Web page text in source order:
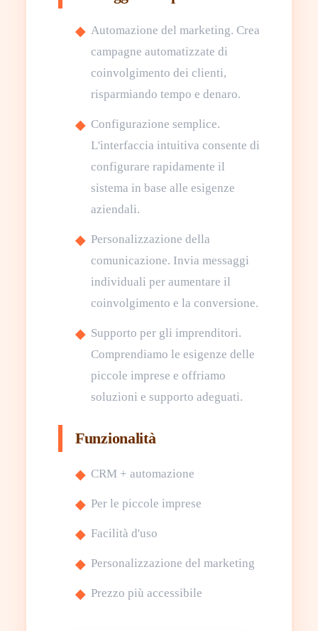
Automazione del marketing. Crea
campagne automatizzate di
coinvolgimento dei clienti,
risparmiando tempo e denaro.
Configurazione semplice.
L'interfaccia intuitiva consente di
configurare rapidamente il
sistema in base alle esigenze
aziendali.
Personalizzazione della
comunicazione. Invia messaggi
individuali per aumentare il
coinvolgimento e la conversione.
Supporto per gli imprenditori.
Comprendiamo le esigenze delle
piccole imprese e offriamo
soluzioni e supporto adeguati.
Funzionalità
CRM + automazione
Per le piccole imprese
Facilità d'uso
Personalizzazione del marketing
Prezzo più accessibile